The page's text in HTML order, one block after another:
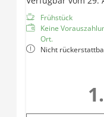
Frühstück
Keine
Ort.
Nicht